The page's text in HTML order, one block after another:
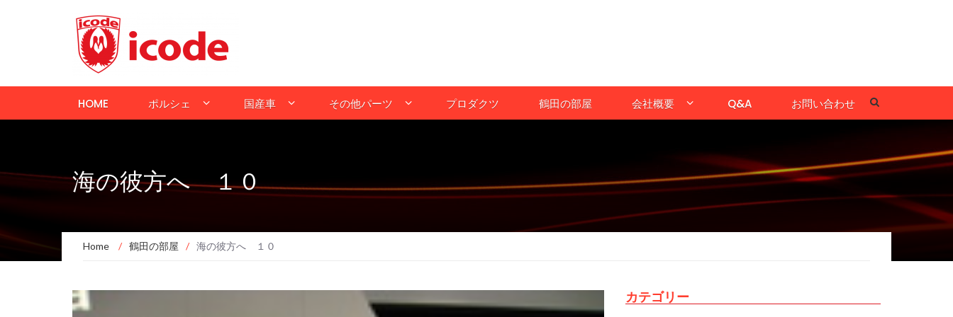
HOME ポルシェ 国産車 その他パーツ プロダクツ 鶴田の部屋 会社概要 Q&A お問い合わせ
海の彼方へ １０
Home / 鶴田の部屋 / 海の彼方へ １０
カテゴリー